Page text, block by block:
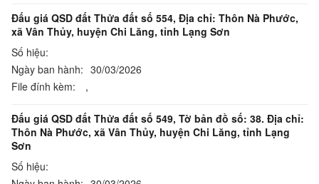
Đấu giá QSD đất Thửa đất số 554, Địa chỉ: Thôn Nà Phước,
xã Vân Thủy, huyện Chi Lăng, tỉnh Lạng Sơn
Số hiệu:
Ngày ban hành: 30/03/2026
File đính kèm:
,
Đấu giá QSD đất Thửa đất số 549, Tờ bản đồ số: 38. Địa chỉ:
Thôn Nà Phước, xã Vân Thủy, huyện Chi Lăng, tỉnh Lạng
Sơn
Số hiệu: